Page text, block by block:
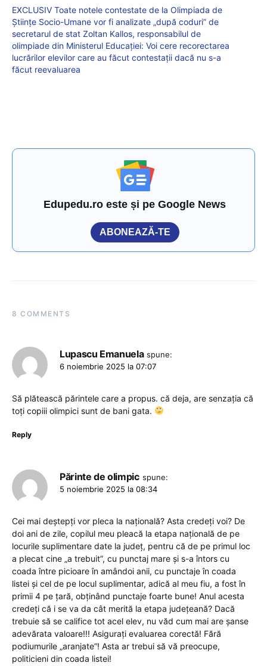
EXCLUSIV Toate notele contestate de la Olimpiada de
Științe Socio-Umane vor fi analizate „după coduri” de
secretarul de stat Zoltan Kallos, responsabilul de
olimpiade din Ministerul Educației: Voi cere recorectarea
lucrărilor elevilor care au făcut contestații dacă nu s-a
făcut reevaluarea
Edupedu.ro este și pe Google News
ABONEAZĂ-TE
8 COMMENTS
Lupascu Emanuela spune:
6 noiembrie 2025 la 07:07
Să plătească părintele care a propus. că deja, are senzația că
toți copiii olimpici sunt de bani gata.
Reply
Părinte de olimpic spune:
5 noiembrie 2025 la 08:34
Cei mai deștepți vor pleca la națională? Asta credeți voi? De
doi ani de zile, copilul meu pleacă la etapa națională de pe
locurile suplimentare date la județ, pentru că de pe primul loc
a plecat cine „a trebuit”, cu punctaj mare și s-a întors cu
coada între picioare în amândoi anii, cu punctaje în coada
listei și cel de pe locul suplimentar, adică al meu fiu, a fost în
primii 4 pe țară, obținând punctaje foarte bune! Anul acesta
credeți că i se va da cât merită la etapa județeană? Dacă
trebuie să se califice tot acel elev, nu văd cum mai are șanse
adevărata valoare!!! Asigurați evaluarea corectă! Fără
podiumurile „aranjate”! Asta ar trebui să vă preocupe,
politicieni din coada listei!